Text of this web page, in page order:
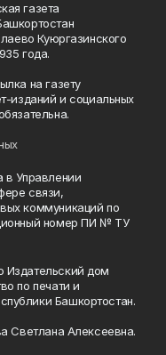
газета
Куюргазинского
года.
на газету
изданий и социальных
в Управлении
связи,
коммуникаций по
номер ПИ № ТУ
дом
по печати и
Башкортостан.
Светлана Алексеевна.